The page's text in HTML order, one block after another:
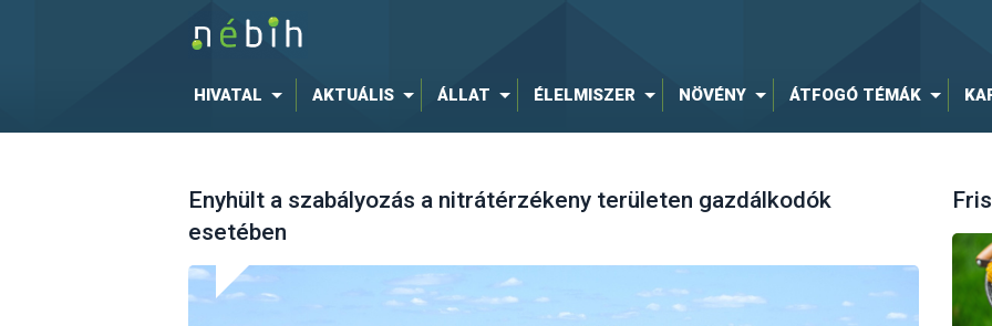
HIVATAL AKTUÁLIS ÁLLAT ÉLELMISZER NÖVÉNY ÁTFOGÓ TÉMÁK
Enyhült a szabályozás a nitrátérzékeny területen gazdálkodók
esetében